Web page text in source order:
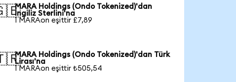
MARA Holdings (Ondo Tokenized)'dan
İngiliz Sterlini'na
1 MARAon eşittir £7,89
MARA Holdings (Ondo Tokenized)'dan Türk
Lirası'na
1 MARAon eşittir ₺505,54